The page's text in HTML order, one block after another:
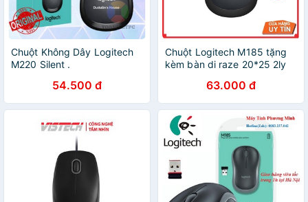
Chuột Không Dây Logitech
M220 Silent .
54.500 đ
Chuột Logitech M185 tặng
kèm bàn di raze 20*25 2ly
63.000 đ